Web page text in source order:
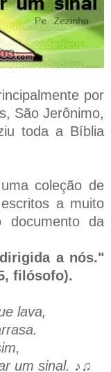
por
São Jerônimo,
toda a Bíblia
coleção de
a muito
da
a nós."
filósofo).
lava,
um sinal. ♪♫